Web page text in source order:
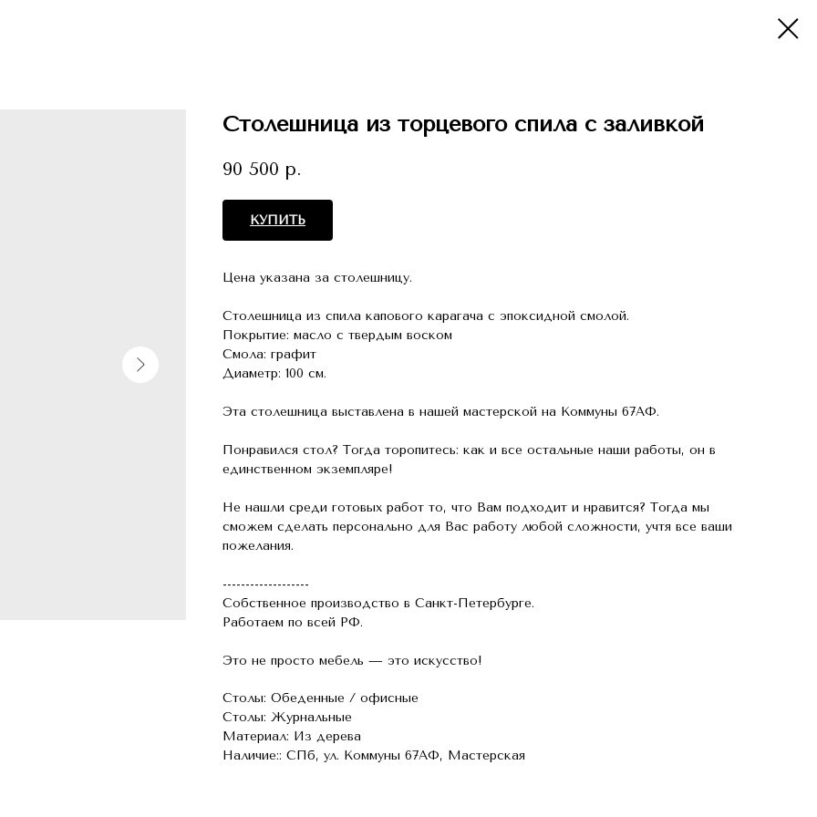
Столешница из торцевого спила с заливкой
90 500 р.
КУПИТЬ
Цена указана за столешницу.
Столешница из спила капового карагача с эпоксидной смолой.
Покрытие: масло с твердым воском
Смола: графит
Диаметр: 100 см.
Эта столешница выставлена в нашей мастерской на Коммуны 67АФ.
Понравился стол? Тогда торопитесь: как и все остальные наши работы, он в
единственном экземпляре!
Не нашли среди готовых работ то, что Вам подходит и нравится? Тогда мы
сможем сделать персонально для Вас работу любой сложности, учтя все ваши
пожелания.
-------------------
Собственное производство в Санкт-Петербурге.
Работаем по всей РФ.
Это не просто мебель — это искусство!
Столы: Обеденные / офисные
Столы: Журнальные
Материал: Из дерева
Наличие:: СПб, ул. Коммуны 67АФ, Мастерская